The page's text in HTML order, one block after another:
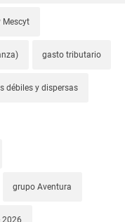
Mescyt
gasto tributario
débiles y dispersas
grupo Aventura
2026